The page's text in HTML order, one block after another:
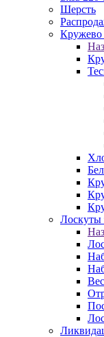
Шерсть
Кружево
Лоскуты